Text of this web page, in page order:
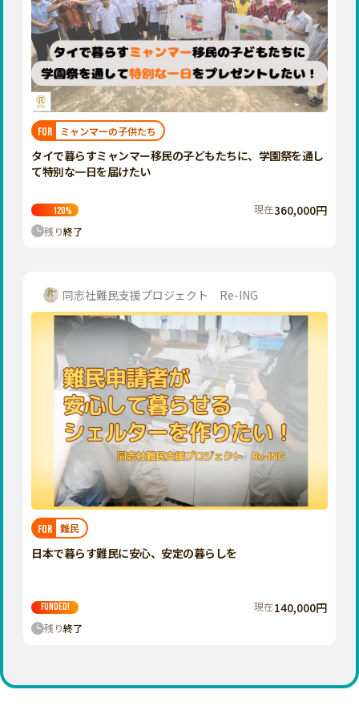
福島
関東
茨城
栃木
群馬
千葉
神奈川
福井
三重
滋賀
奈良
中国
鳥取 島根 岡山 広島 山口
四国
徳島 香川 愛媛 高知
九州・沖縄
福岡 佐賀 長崎
宮崎
鹿児島 沖縄
FOR ミャンマーの子供たち
タイで暮らすミャンマー移民の子どもたちに、学園祭を通し
て特別な一日を届けたい
120% 現在360,000円
残り終了
同志社難民支援プロジェクト Re-ING
FOR 難民
日本で暮らす難民に安心、安定の暮らしを
FUNDED! 現在140,000円
残り終了